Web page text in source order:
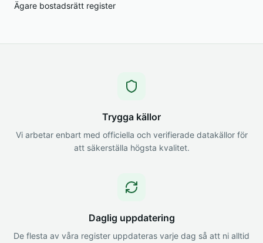
Ägare bostadsrätt register
Trygga källor
Vi arbetar enbart med officiella och verifierade datakällor för
att säkerställa högsta kvalitet.
Daglig uppdatering
De flesta av våra register uppdateras varje dag så att ni alltid